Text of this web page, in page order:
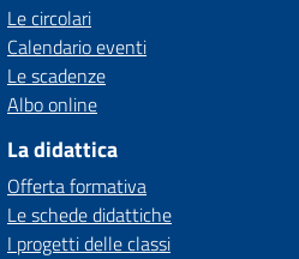
Le circolari
Calendario eventi
Le scadenze
Albo online
La didattica
Offerta formativa
Le schede didattiche
I progetti delle classi